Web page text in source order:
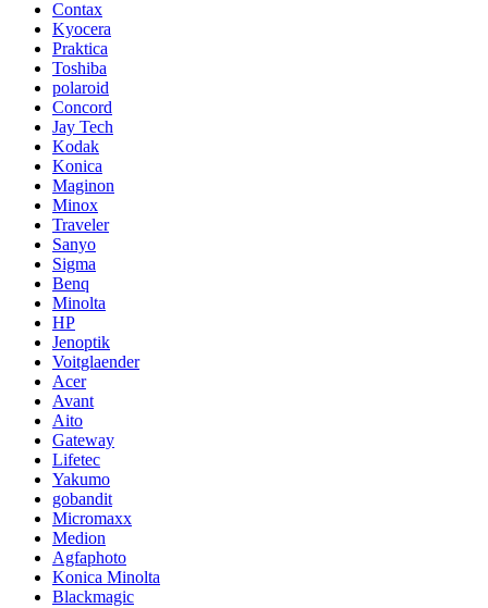
Contax
Kyocera
Praktica
Toshiba
polaroid
Concord
Jay Tech
Kodak
Konica
Maginon
Minox
Traveler
Sanyo
Sigma
Benq
Minolta
HP
Jenoptik
Voitglaender
Acer
Avant
Aito
Gateway
Lifetec
Yakumo
gobandit
Micromaxx
Medion
Agfaphoto
Konica Minolta
Blackmagic